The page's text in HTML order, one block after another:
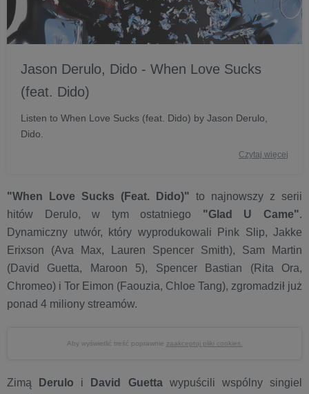
Jason Derulo, Dido - When Love Sucks
(feat. Dido)
Listen to When Love Sucks (feat. Dido) by Jason Derulo,
Dido.
Czytaj więcej
"When Love Sucks (Feat. Dido)" to najnowszy z serii
hitów Derulo, w tym ostatniego "Glad U Came".
Dynamiczny utwór, który wyprodukowali Pink Slip, Jakke
Erixson (Ava Max, Lauren Spencer Smith), Sam Martin
(David Guetta, Maroon 5), Spencer Bastian (Rita Ora,
Chromeo) i Tor Eimon (Faouzia, Chloe Tang), zgromadził już
ponad 4 miliony streamów.
Aby wyświetlić treść poprawnie zaakceptuj pliki cookies.
Zimą Derulo i David Guettawypuścili wspólny singiel